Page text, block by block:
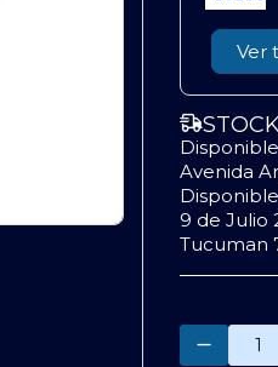
Ver
Avenida
Disponible
9 de Julio
Tucuman